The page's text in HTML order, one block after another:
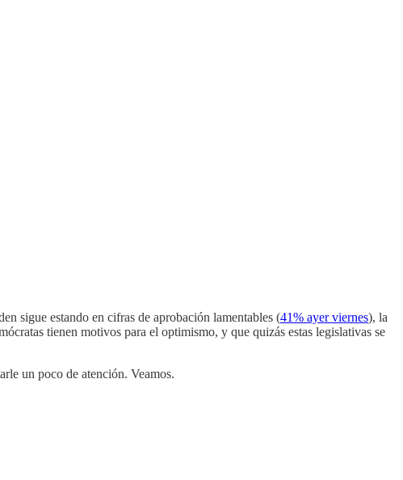
sigue estando en cifras de aprobación lamentables (41% ayer viernes), la
tienen motivos para el optimismo, y que quizás estas legislativas se
un poco de atención. Veamos.